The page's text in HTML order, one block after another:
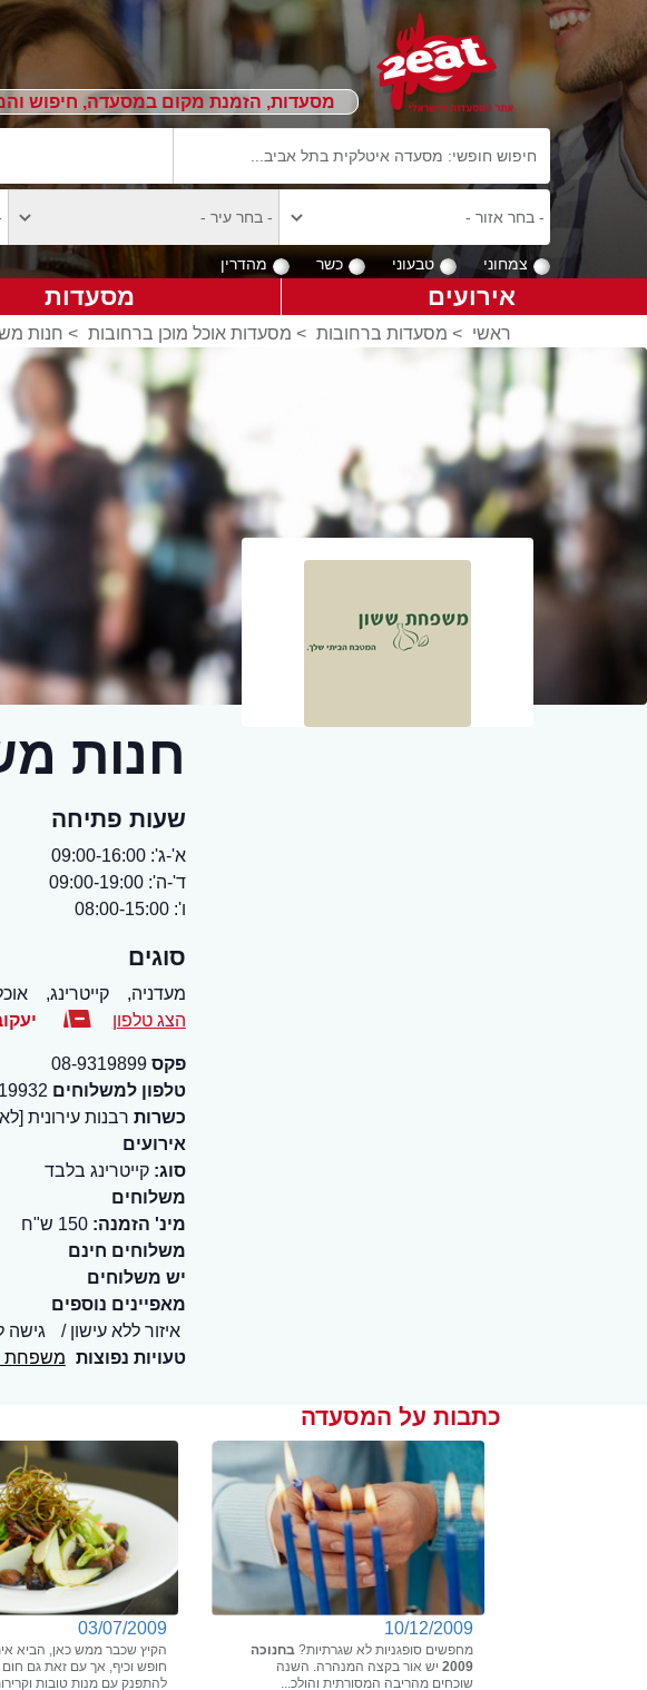
מסעדות, הזמנת מקום במסעדה, חיפוש
צמחוני טבעוני כשר מהדרין
אירועים מסעדות
ראשי > מסעדות ברחובות > מסעדות אוכל מוכן ברחובות > חנות
חנות
שעות פתיחה
א'-ג': 09:00-16:00
ד'-ה': 09:00-19:00
ו': 08:00-15:00
סוגים
מעדניה, קייטרינג,
הצג טלפון
פקס 08-9319899
טלפון למשלוחים
כשרות רבנות עירונית
אירועים
סוג:קייטרינג בלבד
משלוחים
מינ' הזמנה:150 ש"ח
משלוחים חינם
יש משלוחים
מאפיינים נוספים
איזור ללא עישון
גישה
טעויות נפוצות משפחת
כתבות על המסעדה
10/12/2009
מחפשים סופגניות לא שגרתיות? בחנוכה
2009יש אור בקצה המנהרה. השנה
שוכחים מהריבה המסורתית והולכ...
03/07/2009
הקיץ שכבר ממש כאן, הביא
חופש וכיף, אך עם זאת גם חום
להתפנק עם מנות טובות